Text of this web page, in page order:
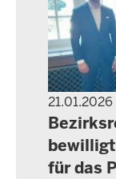
21.01.2026
für das